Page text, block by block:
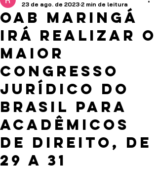
OAB Maringá
irá realizar o
maior
Congresso
Jurídico do
Brasil para
acadêmicos
de direito, de
29 a 31
23 de ago. de 2023 2 min de leitura